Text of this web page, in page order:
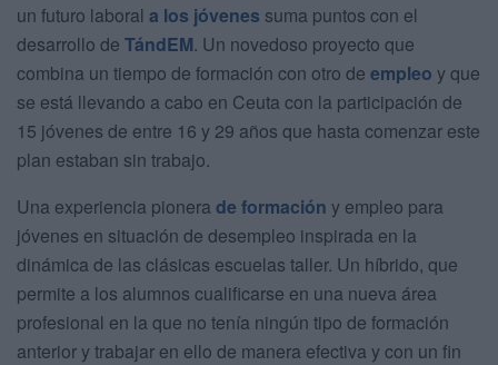
un futuro laboral a los jóvenes suma puntos con el
desarrollo de TándEM. Un novedoso proyecto que
combina un tiempo de formación con otro de empleo y que
se está llevando a cabo en Ceuta con la participación de
15 jóvenes de entre 16 y 29 años que hasta comenzar este
plan estaban sin trabajo.
Una experiencia pionera de formación y empleo para
jóvenes en situación de desempleo inspirada en la
dinámica de las clásicas escuelas taller. Un híbrido, que
permite a los alumnos cualificarse en una nueva área
profesional en la que no tenía ningún tipo de formación
anterior y trabajar en ello de manera efectiva y con un fin